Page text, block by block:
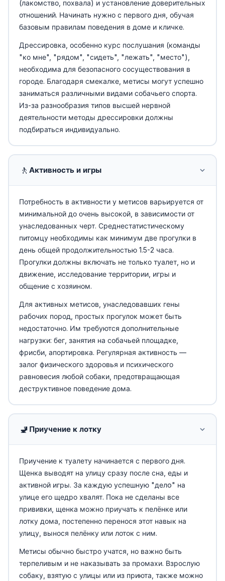
(лакомство, похвала) и установление доверительных
отношений. Начинать нужно с первого дня, обучая
базовым правилам поведения в доме и кличке.
Дрессировка, особенно курс послушания (команды
"ко мне", "рядом", "сидеть", "лежать", "место"),
необходима для безопасного сосуществования в
городе. Благодаря смекалке, метисы могут успешно
заниматься различными видами собачьего спорта.
Из-за разнообразия типов высшей нервной
деятельности методы дрессировки должны
подбираться индивидуально.
🚶 Активность и игры
Потребность в активности у метисов варьируется от
минимальной до очень высокой, в зависимости от
унаследованных черт. Среднестатистическому
питомцу необходимы как минимум две прогулки в
день общей продолжительностью 1.5-2 часа.
Прогулки должны включать не только туалет, но и
движение, исследование территории, игры и
общение с хозяином.
Для активных метисов, унаследовавших гены
рабочих пород, простых прогулок может быть
недостаточно. Им требуются дополнительные
нагрузки: бег, занятия на собачьей площадке,
фрисби, апортировка. Регулярная активность —
залог физического здоровья и психического
равновесия любой собаки, предотвращающая
деструктивное поведение дома.
🚽 Приучение к лотку
Приучение к туалету начинается с первого дня.
Щенка выводят на улицу сразу после сна, еды и
активной игры. За каждую успешную "делo" на
улице его щедро хвалят. Пока не сделаны все
прививки, щенка можно приучать к пелёнке или
лотку дома, постепенно перенося этот навык на
улицу, вынося пелёнку или лоток с ним.
Метисы обычно быстро учатся, но важно быть
терпеливым и не наказывать за промахи. Взрослую
собаку, взятую с улицы или из приюта, также можно